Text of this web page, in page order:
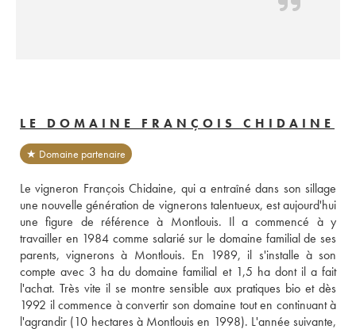
LE DOMAINE FRANÇOIS CHIDAINE
★ Domaine partenaire
Le vigneron François Chidaine, qui a entraîné dans son sillage
une nouvelle génération de vignerons talentueux, est aujourd'hui
une figure de référence à Montlouis. Il a commencé à y
travailler en 1984 comme salarié sur le domaine familial de ses
parents, vignerons à Montlouis. En 1989, il s'installe à son
compte avec 3 ha du domaine familial et 1,5 ha dont il a fait
l'achat. Très vite il se montre sensible aux pratiques bio et dès
1992 il commence à convertir son domaine tout en continuant à
l'agrandir (10 hectares à Montlouis en 1998). L'année suivante,